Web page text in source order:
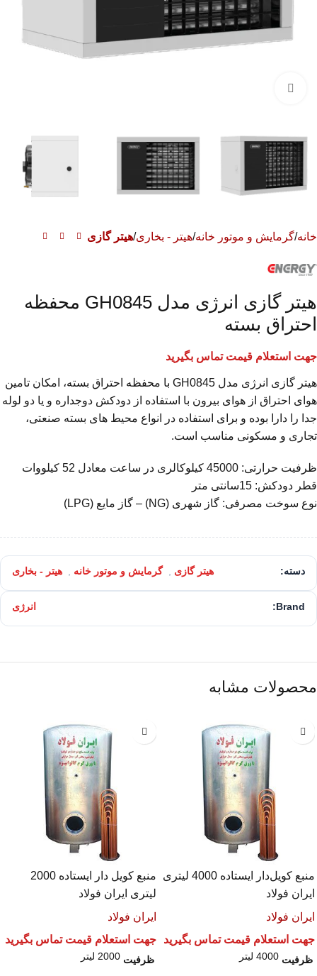
خانه گرمایش و موتور خانه هیتر - بخاری هیتر گازی
هیتر گازی انرژی مدل GH0845 محفظه
احتراق بسته
جهت استعلام قیمت تماس بگیرید
هیتر گازی انرژی مدل GH0845 با محفظه احتراق بسته، امکان تامین
هوای احتراق از هوای بیرون با استفاده از دودکش دوجداره و یا دو لوله
جدا را دارا بوده و برای استفاده در انواع محیط های بسته صنعتی،
تجاری و مسکونی مناسب است.
ظرفیت حرارتی: 45000 کیلوکالری در ساعت معادل 52 کیلووات
قطر دودکش: 15سانتی متر
نوع سوخت مصرفی: گاز شهری (NG) – گاز مایع (LPG)
دسته: هیتر گازی , گرمایش و موتور خانه , هیتر - بخاری
Brand: انرژی
محصولات مشابه
منبع کویل‌دار ایستاده 4000 لیتری
ایران فولاد
ایران فولاد
جهت استعلام قیمت تماس بگیرید
ظرفیت 4000 لیتر
منبع کویل دار ایستاده 2000
لیتری ایران فولاد
ایران فولاد
جهت استعلام قیمت تماس بگیرید
ظرفیت 2000 لیتر